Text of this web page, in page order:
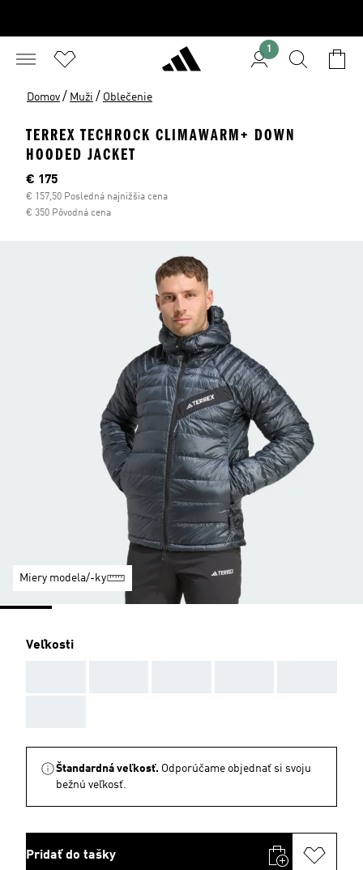
1
Domov / Muži / Oblečenie
TERREX TECHROCK CLIMAWARM+ DOWN
HOODED JACKET
Aktuálna cena
€ 175
€ 157,50 Posledná najnižšia cena
€ 350 Pôvodná cena
Miery modela/-ky
Veľkosti
Štandardná veľkosť. Odporúčame objednať si svoju
bežnú veľkosť.
Pridať do tašky